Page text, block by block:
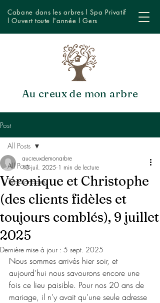
Au creux de mon arbre
Cabane dans les arbres l Spa Privatif
l Ouvert toute l'année l Gers
Post
All Posts
Témoignages
All Posts
Véronique et Christophe
(des clients fidèles et
toujours comblés), 9 juillet
2025
aucreuxdemonarbre
10 juil. 2025 1 min de lecture
Dernière mise à jour : 5 sept. 2025
Nous sommes arrivés hier soir, et
aujourd'hui nous savourons encore une
fois ce lieu paisible. Pour nos 20 ans de
mariage, il n'y avait qu'une seule adresse